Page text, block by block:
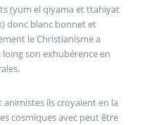
(yum el qiyama et ttahiyat
donc blanc bonnet et
le Christianisme a
son exhubérence en
ils croyaient en la
cosmiques avec peut être